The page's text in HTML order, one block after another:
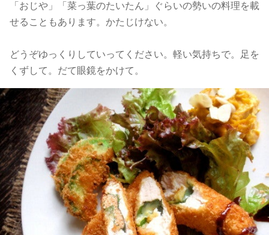
「おじや」「菜っ葉のたいたん」ぐらいの勢いの料理を載
せることもあります。かたじけない。
どうぞゆっくりしていってください。軽い気持ちで。足を
くずして。だて眼鏡をかけて。